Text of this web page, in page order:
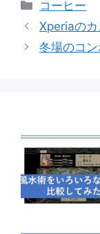
テ
ゴ
リ
コーヒー
Xperiaの
冬場のコ